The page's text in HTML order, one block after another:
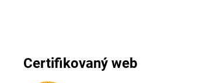
Certifikovaný web